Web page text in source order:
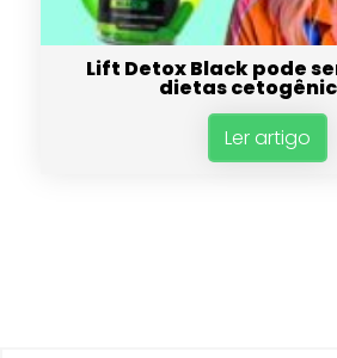
Lift Detox Black pode
dietas
Ler artigo